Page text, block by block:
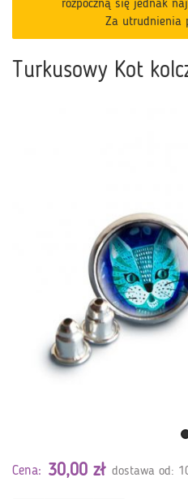
rozpoczną się jednak
Za utrudnienia
Turkusowy Kot
Cena: 30,00 zł dostawa od: